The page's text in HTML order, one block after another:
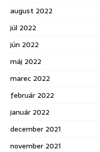
august 2022
júl 2022
jún 2022
máj 2022
marec 2022
február 2022
január 2022
december 2021
november 2021